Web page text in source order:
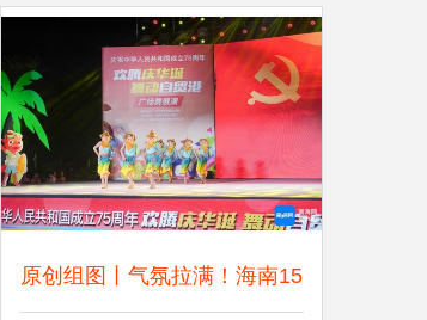
原创组图丨气氛拉满！海南15